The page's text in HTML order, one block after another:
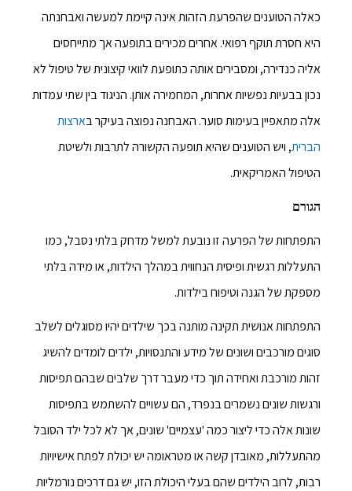
כאלה הטוענים שהפרעת הזהות אינה קיימת למעשה ואבחנתה
היא חסרת תוקף רפואי. אחרים מכירים בתופעה אך מתייחסים
אליה כנדירה, ומסבירים אותה כתופעת לוואי קיצונית של טיפול לא
נכון בבעיות נפשיות אחרות, המחמירה אותן. הניגוד בין שתי עמדות
אלה מתאפיין בעימות סוער. האבחנה נפוצה בעיקר בארצות
הברית, ויש הטוענים שהיא תופעה הקשורה לתרבות ולשיטת
הטיפול האמריקאית.
הגורם
התפתחות של הפרעה זו נובעת למשל מדחק בלתי נסבל, כמו
התעללות רגשית ופיסית הנחווית במהלך הילדות, או מידה בלתי
מספקת של הגנה וטיפוח בילדות.
התפתחות אנושית תקינה מותנה בכך שילדים יהיו מסוגלים לשלב
סוגים מורכבים ושונים של מידע והתנסויות, ילדים לומדים להשיג
זהות מורכבת ואחידה תוך כדי מעבר דרך שלבים שבהם תפיסות
ורגשות שונים נשמרים בנפרד, הם עשויים להשתמש בתפיסות
שונות אלה כדי ליצור כמה 'עצמיים' שונים, אך לא לכל ילד הסובל
מהתעללות, מאובדן קשה או מטראומה יש יכולת לפתח אישיויות
רבות, לרוב הילדים שהם בעלי היכולת הזו, יש גם דרכים נורמליות